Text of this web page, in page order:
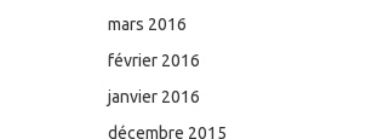
mars 2016
février 2016
janvier 2016
décembre 2015